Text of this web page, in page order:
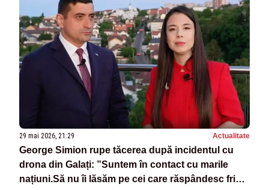
29 mai 2026, 21:29 Actualitate
George Simion rupe tăcerea după incidentul cu
drona din Galați: ”Suntem în contact cu marile
națiuni.Să nu îi lăsăm pe cei care răspândesc frica